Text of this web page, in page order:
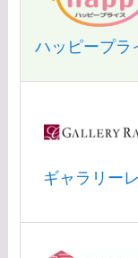
ハッピープラ
ギャラリー